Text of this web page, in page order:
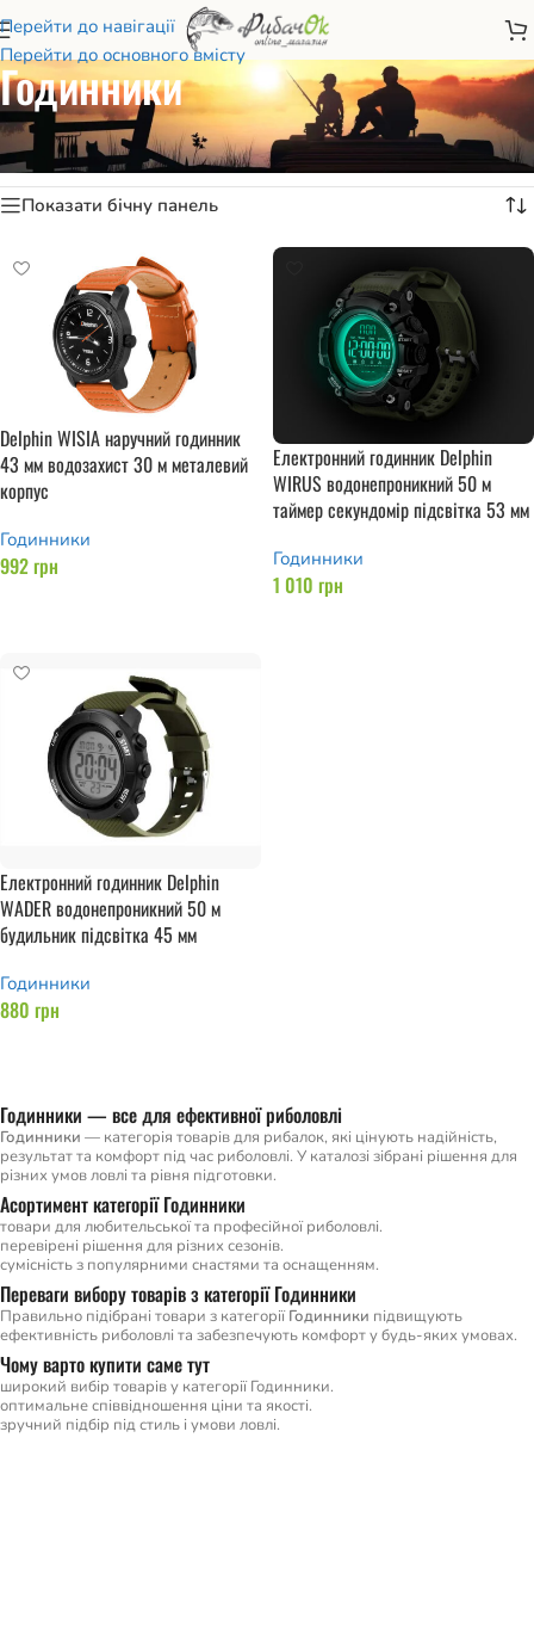
Перейти до навігації
Перейти до основного вмісту
Годинники
Головна/Риболовні аксесуари Інструменти/Годинники
Відображаються усі з 3 результатів
Показати бічну панель
Delphin WISIA наручний годинник
43 мм водозахист 30 м металевий
корпус
Годинники
992грн
Електронний годинник Delphin
WIRUS водонепроникний 50 м
таймер секундомір підсвітка 53 мм
Годинники
1 010 грн
Електронний годинник Delphin
WADER водонепроникний 50 м
будильник підсвітка 45 мм
Годинники
880 грн
Годинники — все для ефективної риболовлі
Годинники — категорія товарів для рибалок, які цінують надійність,
результат та комфорт під час риболовлі. У каталозі зібрані рішення для
різних умов ловлі та рівня підготовки.
Асортимент категорії Годинники
товари для любительської та професійної риболовлі.
перевірені рішення для різних сезонів.
сумісність з популярними снастями та оснащенням.
Переваги вибору товарів з категорії Годинники
Правильно підібрані товари з категоріїГодинники підвищують
ефективність риболовлі та забезпечують комфорт у будь-яких умовах.
Чому варто купити саме тут
широкий вибір товарів у категорії Годинники.
оптимальне співвідношення ціни та якості.
зручний підбір під стиль і умови ловлі.